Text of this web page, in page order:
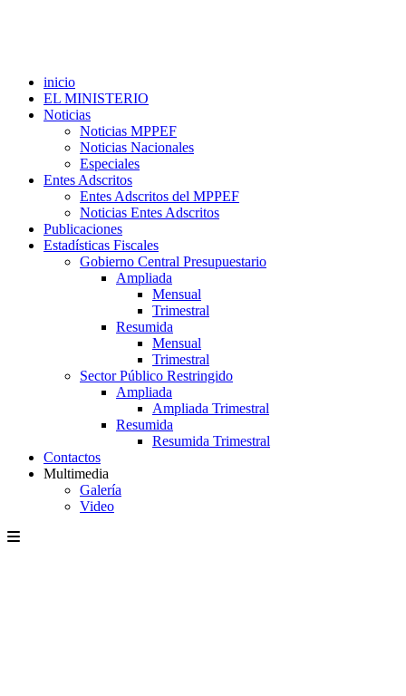
inicio
EL MINISTERIO
Noticias
Noticias MPPEF
Noticias Nacionales
Especiales
Entes Adscritos
Entes Adscritos del MPPEF
Noticias Entes Adscritos
Publicaciones
Estadísticas Fiscales
Gobierno Central Presupuestario
Ampliada
Mensual
Trimestral
Resumida
Mensual
Trimestral
Sector Público Restringido
Ampliada
Ampliada Trimestral
Resumida
Resumida Trimestral
Contactos
Multimedia
Galería
Video